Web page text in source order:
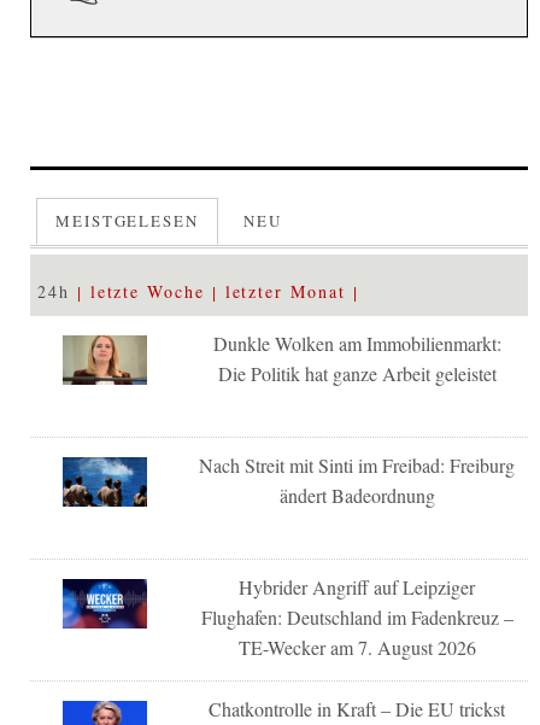
MEISTGELESEN NEU
24h letzte Woche letzter Monat
Dunkle Wolken am Immobilienmarkt:
Die Politik hat ganze Arbeit geleistet
Nach Streit mit Sinti im Freibad: Freiburg
ändert Badeordnung
Hybrider Angriff auf Leipziger
Flughafen: Deutschland im Fadenkreuz –
TE-Wecker am 7. August 2026
Chatkontrolle in Kraft – Die EU trickst